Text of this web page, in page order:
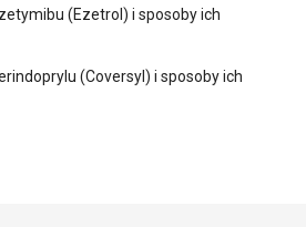
(Ezetrol) i sposoby ich
(Coversyl) i sposoby ich